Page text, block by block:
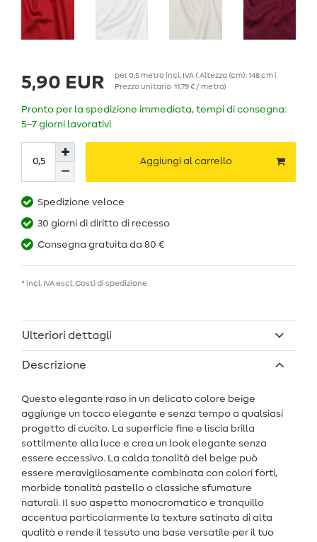
5,90 EUR per0,5 metroincl. IVA( Altezza (cm): 148 cm |
Prezzo unitario 11,79 € / metro)
Pronto per la spedizione immediata, tempi di consegna:
5–7 giorni lavorativi
Aggiungi al carrello
Spedizione veloce
30 giorni di diritto di recesso
Consegna gratuita da 80 €
* incl. IVA escl. Costi di spedizione
Ulteriori dettagli
Descrizione
Questo elegante raso in un delicato colore beige
aggiunge un tocco elegante e senza tempo a qualsiasi
progetto di cucito. La superficie fine e liscia brilla
sottilmente alla luce e crea un look elegante senza
essere eccessivo. La calda tonalità del beige può
essere meravigliosamente combinata con colori forti,
morbide tonalità pastello o classiche sfumature
naturali. Il suo aspetto monocromatico e tranquillo
accentua particolarmente la texture satinata di alta
qualità e rende il tessuto una base versatile per il tuo